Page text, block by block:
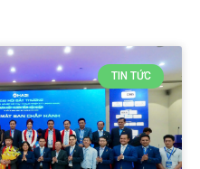
TIN TỨC